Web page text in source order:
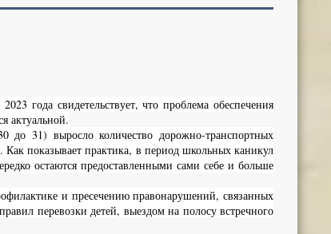
года свидетельствует, что проблема обеспечения
актуальной.
31) выросло количество дорожно-транспортных
показывает практика, в период школьных каникул
остаются предоставленными сами себе и больше
и пресечению правонарушений, связанных
перевозки детей, выездом на полосу встречного